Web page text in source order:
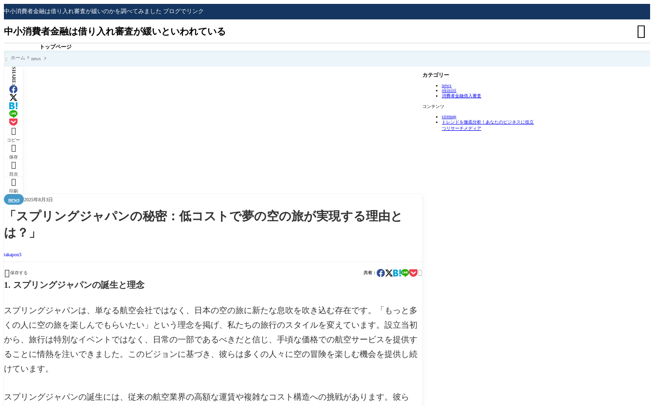
中小消費者金融は借り入れ審査が緩いのかを調べてみました ブログでリンク
中小消費者金融は借り入れ審査が緩いといわれている
トップページ

 ホーム news
SHARE:

コピー

保存

目次

印刷
news 2025年8月3日
「スプリングジャパンの秘密：低コストで夢の空の旅が実現する理由と
は？」
takapon3
 保存する 共有： 
1. スプリングジャパンの誕生と理念
スプリングジャパンは、単なる航空会社ではなく、日本の空の旅に新たな息吹を吹き込む存在です。「もっと多
くの人に空の旅を楽しんでもらいたい」という理念を掲げ、私たちの旅行のスタイルを変えています。設立当初
から、旅行は特別なイベントではなく、日常の一部であるべきだと信じ、手頃な価格での航空サービスを提供す
ることに情熱を注いできました。このビジョンに基づき、彼らは多くの人々に空の冒険を楽しむ機会を提供し続
けています。
スプリングジャパンの誕生には、従来の航空業界の高額な運賃や複雑なコスト構造への挑戦があります。彼ら
カテゴリー
news
okiniiri
消費者金融借入審査
コンテンツ
sitemap
トレンドを徹底分析！あなたのビジネスに役立
つリサーチメディア